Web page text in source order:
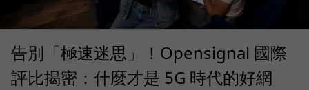
告別「極速迷思」！Opensignal 國際
評比揭密：什麼才是 5G 時代的好網